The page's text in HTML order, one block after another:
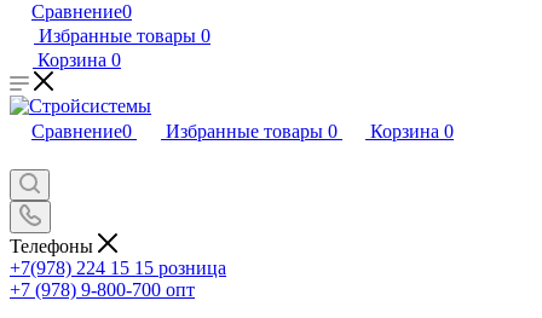
Сравнение0
Избранные товары 0
Корзина 0
Сравнение0 Избранные товары 0 Корзина 0
Телефоны
+7(978) 224 15 15 розница
+7 (978) 9-800-700 опт